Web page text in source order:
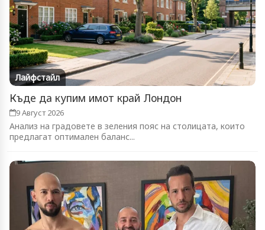
Лайфстайл
Къде да купим имот край Лондон
9 Август 2026
Анализ на градовете в зеления пояс на столицата, които
предлагат оптимален баланс...